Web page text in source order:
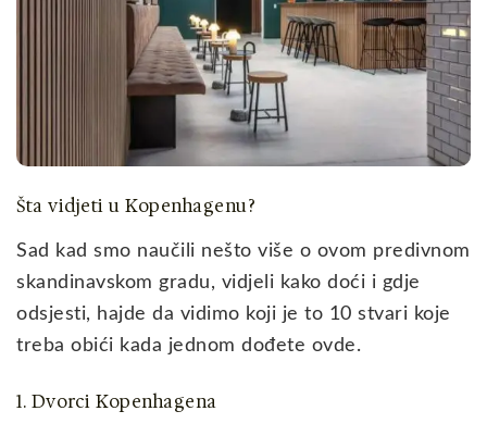
Šta vidjeti u Kopenhagenu?
Sad kad smo naučili nešto više o ovom predivnom
skandinavskom gradu, vidjeli kako doći i gdje
odsjesti, hajde da vidimo koji je to 10 stvari koje
treba obići kada jednom dođete ovde.
1. Dvorci Kopenhagena